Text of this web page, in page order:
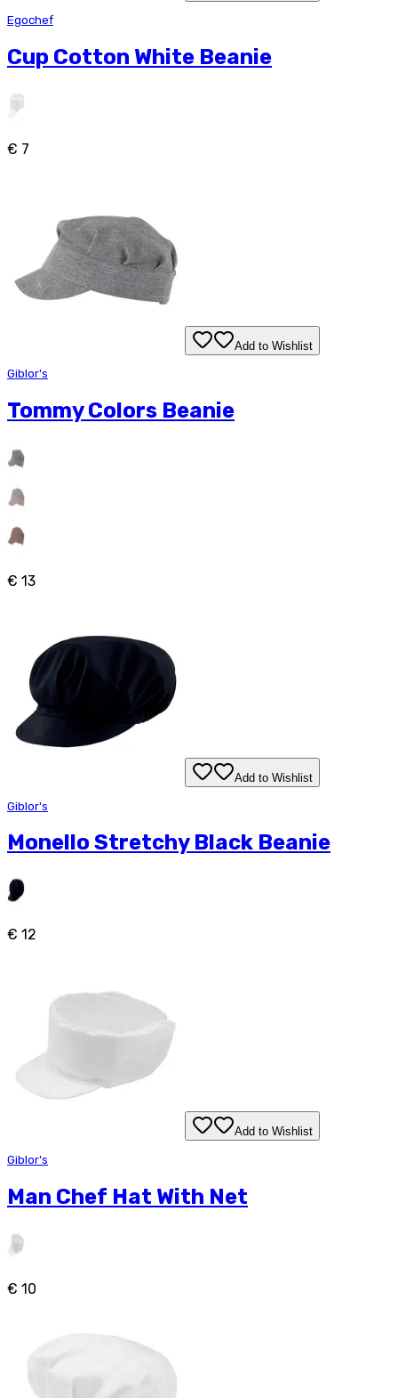
Egochef
Cup Cotton White Beanie
€ 7
Add to Wishlist
Giblor's
Tommy Colors Beanie
€ 13
Add to Wishlist
Giblor's
Monello Stretchy Black Beanie
€ 12
Add to Wishlist
Giblor's
Man Chef Hat With Net
€ 10